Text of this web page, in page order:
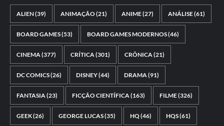
ALIEN(39) ANIMAÇÃO(21) ANIME(27) ANÁLISE(61)
BOARD GAMES(53) BOARD GAMES MODERNOS(46)
CINEMA(377) CRÍTICA(301) CRÔNICA(21)
DC COMICS(26) DISNEY(44) DRAMA(91)
FANTASIA(23) FICÇÃO CIENTÍFICA(163) FILME(326)
GEEK(26) GEORGE LUCAS(35) HQ(46) HQS(61)